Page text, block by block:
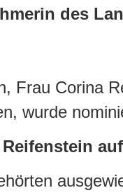
des
Frau Corina
wurde